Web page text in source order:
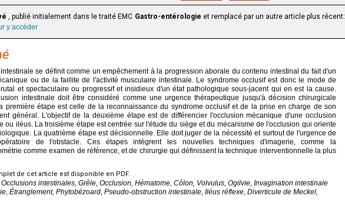
, publié initialement dans le traité EMC Gastro-entérologie et remplacé par un autre article plus récent:
y accéder
se définit comme un empêchement à la progression aborale du contenu intestinal du fait d'un
ou de la faillite de l'activité musculaire intestinale. Le syndrome occlusif est donc le mode de
et spectaculaire ou progressif et insidieux d'un état pathologique sous-jacent qui en est la cause.
intestinale doit être considéré comme une urgence thérapeutique jusqu'à décision chirurgicale
première étape est celle de la reconnaissance du syndrome occlusif et de la prise en charge de son
général. L'objectif de la deuxième étape est de différencier l'occlusion mécanique d'une occlusion
ou iléus. La troisième étape est centrée sur l'étude du siège et du mécanisme de l'occlusion qui oriente
La quatrième étape est décisionnelle. Elle doit juger de la nécessité et surtout de l'urgence de
de l'obstacle. Ces étapes intègrent les nouvelles techniques d'imagerie, comme la
comme examen de référence, et de chirurgie qui définissent la technique interventionnelle la plus
de cet article est disponible en PDF.
Occlusions intestinales, Grêle, Occlusion, Hématome, Côlon, Volvulus, Ogilvie, Invagination intestinale
Étranglement, Phytobézoard, Pseudo-obstruction intestinale, Iléus réflexe, Diverticule de Meckel,